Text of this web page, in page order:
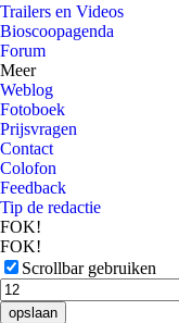
Trailers en Videos
Bioscoopagenda
Forum
Meer
Weblog
Fotoboek
Prijsvragen
Contact
Colofon
Feedback
Tip de redactie
FOK!
FOK!
Scrollbar gebruiken
opslaan